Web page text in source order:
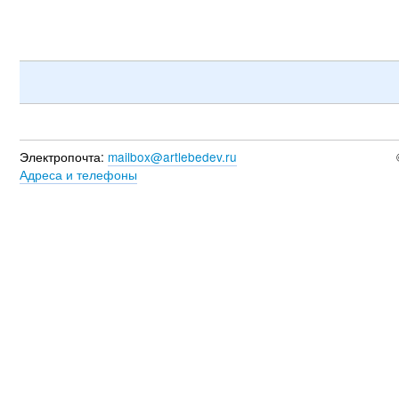
Электропочта: mailbox@artlebedev.ru
Адреса и телефоны